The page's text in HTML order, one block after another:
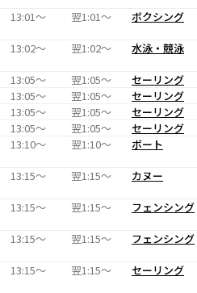
13:01〜
翌1:01〜 ボクシング
13:02〜
翌1:02〜 水泳・競泳
13:05〜 翌1:05〜 セーリング
13:05〜
翌1:05〜 セーリング
13:05〜
翌1:05〜 セーリング
13:05〜
翌1:05〜 セーリング
13:10〜
翌1:10〜 ボート
13:15〜
翌1:15〜 カヌー
13:15〜
翌1:15〜 フェンシング
13:15〜
翌1:15〜 フェンシング
13:15〜
翌1:15〜 セーリング